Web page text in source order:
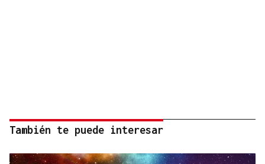
También te puede interesar